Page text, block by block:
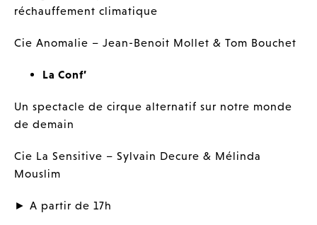
réchauffement climatique
Cie Anomalie – Jean-Benoit Mollet & Tom Bouchet
La Conf’
Un spectacle de cirque alternatif sur notre monde
de demain
Cie La Sensitive – Sylvain Decure & Mélinda
Mouslim
► A partir de 17h